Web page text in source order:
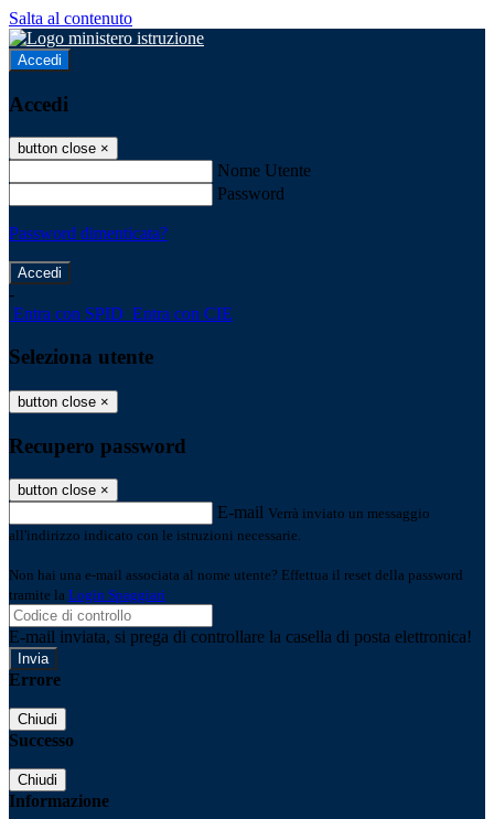
Salta al contenuto
Accedi
Accedi
button close ×
Nome Utente
Password
Password dimenticata?
-
Entra con SPID Entra con CIE
Seleziona utente
button close ×
Recupero password
button close ×
E-mail Verrà inviato un messaggio
all'indirizzo indicato con le istruzioni necessarie.
Non hai una e-mail associata al nome utente? Effettua il reset della password
tramite la Login Spaggiari
E-mail inviata, si prega di controllare la casella di posta elettronica!
Errore
Chiudi
Successo
Chiudi
Informazione